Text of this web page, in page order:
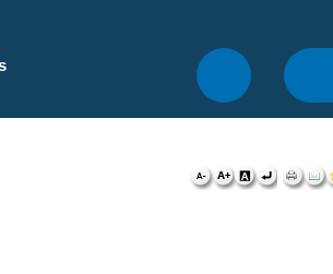
navigation optimale.